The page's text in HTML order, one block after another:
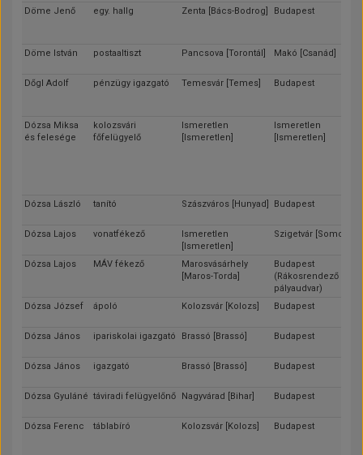
Döme Jenő egy. hallg Zenta [Bács-Bodrog] Budapest
Döme István postaaltiszt Pancsova [Torontál] Makó [Csanád]
Dőgl Adolf
pénzügy igazgató Temesvár [Temes] Budapest
Dózsa Miksa
és felesége
kolozsvári
főfelügyelő
Ismeretlen
[Ismeretlen]
Ismeretlen
[Ismeretlen]
Dózsa László tanító Szászváros [Hunyad] Budapest
Dózsa Lajos vonatfékező
Ismeretlen
[Ismeretlen]
Szigetvár [Somogy]
Dózsa Lajos MÁV fékező
Marosvásárhely
[Maros-Torda]
Budapest
(Rákosrendező
pályaudvar)
Dózsa József ápoló Kolozsvár [Kolozs] Budapest
Dózsa János ipariskolai igazgató Brassó [Brassó] Budapest
Dózsa János igazgató Brassó [Brassó] Budapest
Dózsa Gyuláné táviradi felügyelőnő Nagyvárad [Bihar] Budapest
Dózsa Ferenc táblabíró Kolozsvár [Kolozs] Budapest